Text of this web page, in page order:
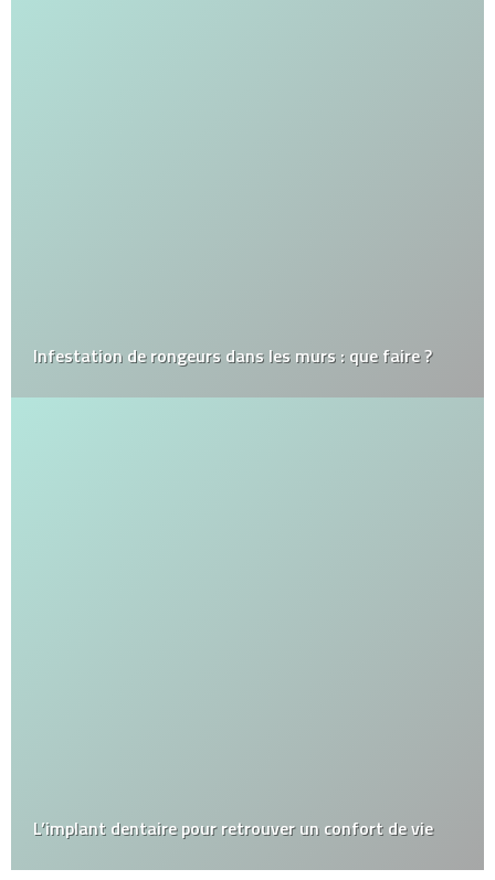
Infestation de rongeurs dans les murs : que faire ?
L’implant dentaire pour retrouver un confort de vie